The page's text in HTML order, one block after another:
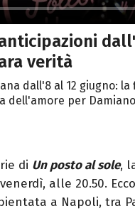
verità
dall'8 al 12 giugno:
dell'amore per
di Un posto al sole,
alle 20.50.
a Napoli, tra